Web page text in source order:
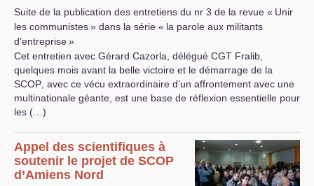
Suite de la publication des entretiens du nr 3 de la revue « Unir
les communistes» dans la série « la parole aux militants
d’entreprise»
Cet entretien avec Gérard Cazorla, délégué CGT Fralib,
quelques mois avant la belle victoire et le démarrage de la
SCOP , avec ce vécu extraordinaire d’un affrontement avec une
multinationale géante, est une base de réflexion essentielle pour
les (…)
Appel des scientifiques à
soutenir le projet de SCOP
d’Amiens Nord